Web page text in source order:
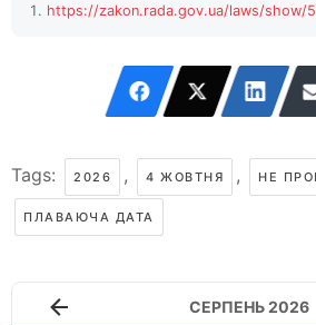
https://zakon.rada.gov.ua/laws/show/
Tags: 2026 , 4 ЖОВТНЯ , НЕ
ПЛАВАЮЧА ДАТА
СЕРПЕНЬ 2026